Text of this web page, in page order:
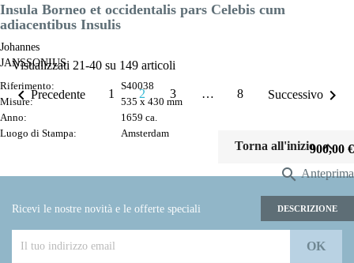
Insula Borneo et occidentalis pars Celebis cum
adiacentibus Insulis
Johannes
JANSSONIUS
Riferimento:
S40038
Misure:
535 x 430 mm
Anno:
1659 ca.
Luogo di Stampa:
Amsterdam
Prezzo
900,00 €
Anteprima
DESCRIZIONE
Visualizzati 21-40 su 149 articoli
Precedente 1 2 3 … 8 Successivo
Torna all'inizio
Ricevi le nostre novità e le offerte speciali